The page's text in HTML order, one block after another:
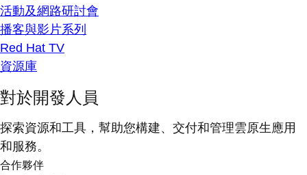
活動及網路研討會
播客與影片系列
Red Hat TV
資源庫
對於開發人員
探索資源和工具，幫助您構建、交付和管理雲原生應用
和服務。
合作夥伴